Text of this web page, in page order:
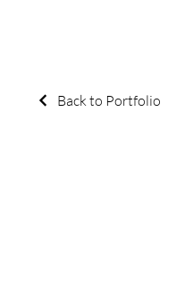
Back to Portfolio